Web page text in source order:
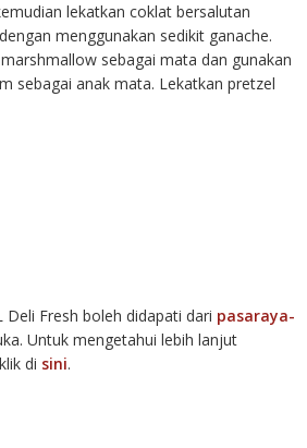
lekatkan coklat bersalutan
menggunakan sedikit ganache.
sebagai mata dan gunakan
sebagai anak mata. Lekatkan pretzel
Deli Fresh boleh didapati dari pasaraya-
Untuk mengetahui lebih lanjut
di sini.